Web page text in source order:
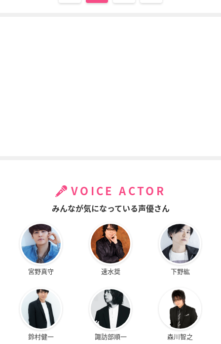
VOICE ACTOR
みんなが気になっている声優さん
宮野真守 速水奨 下野紘
鈴村健一 諏訪部順一 森川智之